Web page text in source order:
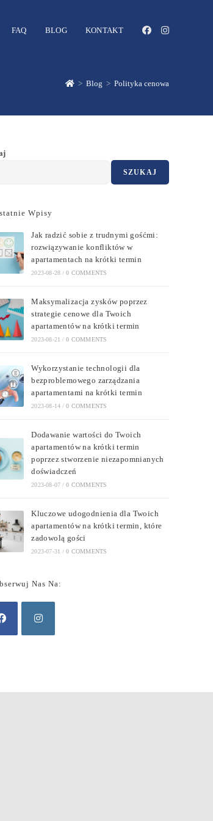
FAQ BLOG KONTAKT
> Blog > Polityka cenowa
SZUKAJ
Wpisy
Jak radzić sobie z trudnymi gośćmi:
rozwiązywanie konfliktów w
apartamentach na krótki termin
2023-08-28 / 0 COMMENTS
Maksymalizacja zysków poprzez
strategie cenowe dla Twoich
apartamentów na krótki termin
2023-08-21 / 0 COMMENTS
Wykorzystanie technologii dla
bezproblemowego zarządzania
apartamentami na krótki termin
2023-08-14 / 0 COMMENTS
Dodawanie wartości do Twoich
apartamentów na krótki termin
poprzez stworzenie niezapomnianych
doświadczeń
2023-08-07 / 0 COMMENTS
Kluczowe udogodnienia dla Twoich
apartamentów na krótki termin, które
zadowolą gości
2023-07-31 / 0 COMMENTS
Nas Na: